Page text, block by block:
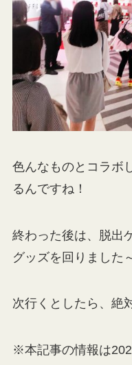
色んなものとコラボ
るんですね！
終わった後は、脱出
グッズを回りました
次行くとしたら、絶
※本記事の情報は